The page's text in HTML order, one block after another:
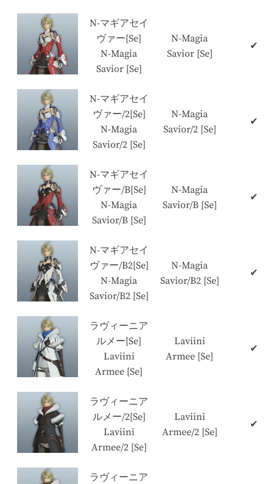
N-マギアセイ
ヴァー[Se]
N-Magia
Savior [Se]
N-Magia
Savior [Se]
✔
N-マギアセイ
ヴァー/2[Se]
N-Magia
Savior/2 [Se]
N-Magia
Savior/2 [Se]
✔
N-マギアセイ
ヴァー/B[Se]
N-Magia
Savior/B [Se]
N-Magia
Savior/B [Se]
✔
N-マギアセイ
ヴァー/B2[Se]
N-Magia
Savior/B2 [Se]
N-Magia
Savior/B2 [Se]
✔
ラヴィーニア
ルメー[Se]
Laviini
Armee [Se]
Laviini
Armee [Se]
✔
ラヴィーニア
ルメー/2[Se]
Laviini
Armee/2 [Se]
Laviini
Armee/2 [Se]
✔
ラヴィーニア